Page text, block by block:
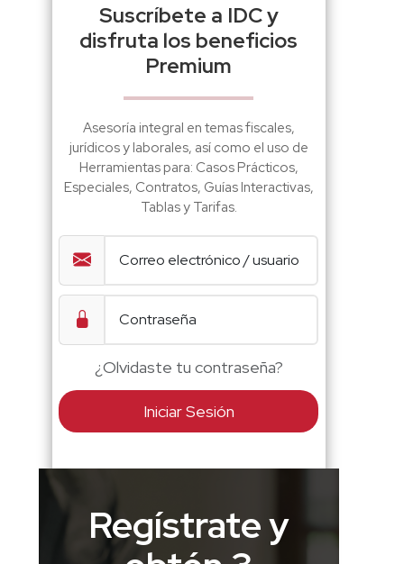
Suscríbete a IDC y
disfruta los beneficios
Premium
Asesoría integral en temas fiscales,
jurídicos y laborales, así como el uso de
Herramientas para: Casos Prácticos,
Especiales, Contratos, Guías Interactivas,
Tablas y Tarifas.
¿Olvidaste tu contraseña?
Iniciar Sesión
Regístrate y